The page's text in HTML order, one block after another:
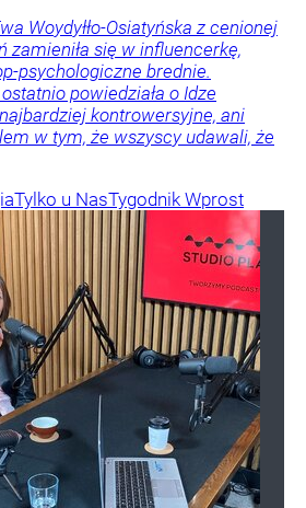
Woydyłło-Osiatyńska z cenionej
zamieniła się w influencerkę,
psychologiczne brednie.
powiedziała o Idze
kontrowersyjne, ani
w tym, że wszyscy udawali, że
Tylko u NasTygodnik Wprost